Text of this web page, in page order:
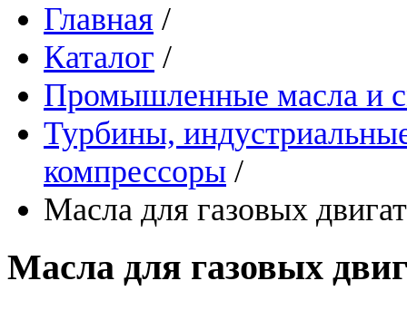
Главная /
Каталог /
Промышленные масла и
Турбины,
компрессоры /
Масла для газовых
Масла для газовых